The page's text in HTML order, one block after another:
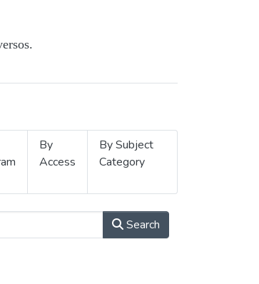
By
Access
By Subject
Category
Search